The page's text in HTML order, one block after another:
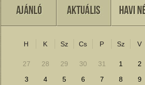
Miért szeresd a műemlékeket?
2026-07-25 11:30:41
További cikkek megjelenítéséhez kattints ide!
H K Sz Cs P Sz V
27 28 29 30 31 1
2
3
4 5 6 7 8
9